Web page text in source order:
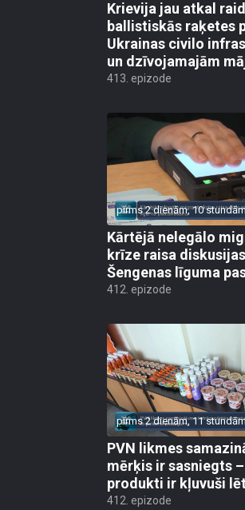
Krievija jau atkal
ballistiskās raķetes
Ukrainas civilo
un dzīvojamajām
413. epizode
pirms 2 dienām, 10
Kārtējā nelegālo
krīze raisa
Šengenas līguma
412. epizode
pirms 2 dienām, 11
PVN likmes
mērķis ir sasniegts
produkti ir kļuvuši
412. epizode